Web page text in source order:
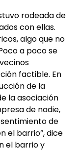
rodeada de
con ellas.
algo que no
a poco se
factible. En
de la
la asociación
de nadie,
de
el barrio”, dice
el barrio y